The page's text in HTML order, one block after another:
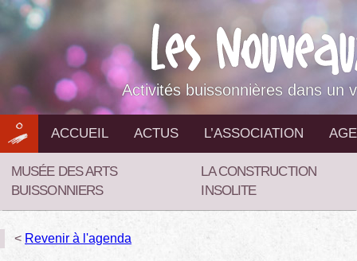
Aller
au
contenu
Activités buissonnières dans un
ACCUEIL ACTUS L’ASSOCIATION
MUSÉE DES ARTS
BUISSONNIERS
LA CONSTRUCTION
INSOLITE
< Revenir à l'agenda